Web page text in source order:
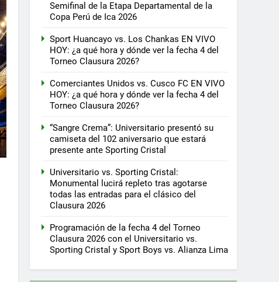
Semifinal de la Etapa Departamental de la
Copa Perú de Ica 2026
Sport Huancayo vs. Los Chankas EN VIVO
HOY: ¿a qué hora y dónde ver la fecha 4 del
Torneo Clausura 2026?
Comerciantes Unidos vs. Cusco FC EN VIVO
HOY: ¿a qué hora y dónde ver la fecha 4 del
Torneo Clausura 2026?
“Sangre Crema”: Universitario presentó su
camiseta del 102 aniversario que estará
presente ante Sporting Cristal
Universitario vs. Sporting Cristal:
Monumental lucirá repleto tras agotarse
todas las entradas para el clásico del
Clausura 2026
Programación de la fecha 4 del Torneo
Clausura 2026 con el Universitario vs.
Sporting Cristal y Sport Boys vs. Alianza Lima